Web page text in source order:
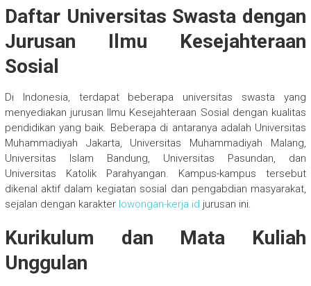
Daftar Universitas Swasta dengan
Jurusan Ilmu Kesejahteraan
Sosial
Di Indonesia, terdapat beberapa universitas swasta yang
menyediakan jurusan Ilmu Kesejahteraan Sosial dengan kualitas
pendidikan yang baik. Beberapa di antaranya adalah Universitas
Muhammadiyah Jakarta, Universitas Muhammadiyah Malang,
Universitas Islam Bandung, Universitas Pasundan, dan
Universitas Katolik Parahyangan. Kampus-kampus tersebut
dikenal aktif dalam kegiatan sosial dan pengabdian masyarakat,
sejalan dengan karakter lowongan-kerja.id jurusan ini.
Kurikulum dan Mata Kuliah
Unggulan